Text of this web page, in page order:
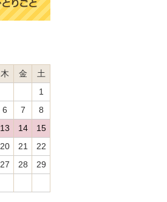
木 金
土
1
6 7
8
13 14
15
20 21
22
27 28
29